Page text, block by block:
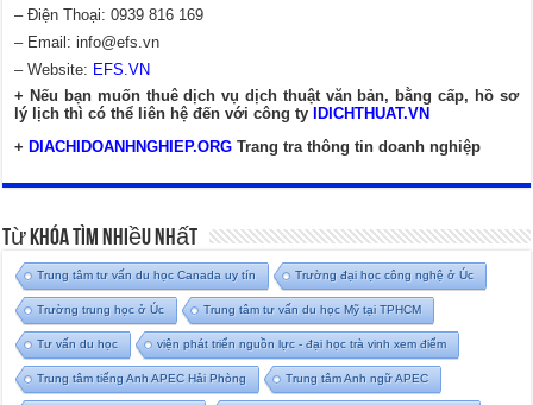
– Điện Thoại: 0939 816 169
– Email:info@efs.vn
– Website: EFS.VN
+ Nếu bạn muốn thuê dịch vụ dịch thuật văn bản, bằng cấp, hồ sơ
lý lịch thì có thể liên hệ đến với công ty
IDICHTHUAT.VN
+ DIACHIDOANHNGHIEP.ORG Trang tra thông tin doanh nghiệp
Từ Khóa Tìm Nhiều Nhất
Trung tâm tư vấn du học Canada uy tín Trường đại học công nghệ ở Úc
Trường trung học ở Úc Trung tâm tư vấn du học Mỹ tại TPHCM
Tư vấn du học viện phát triển nguồn lực - đại học trà vinh xem điểm
Trung tâm tiếng Anh APEC Hải Phòng Trung tâm Anh ngữ APEC